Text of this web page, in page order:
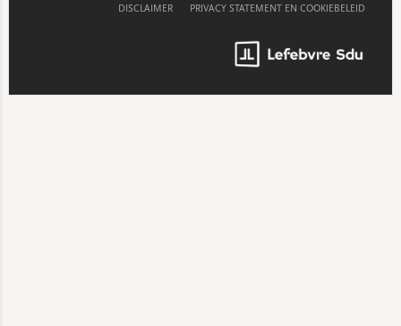
DISCLAIMER PRIVACY STATEMENT EN COOKIEBELEID